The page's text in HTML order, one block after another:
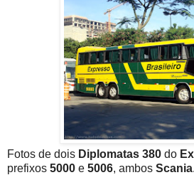
Fotos de dois Diplomatas 380 do
prefixos 5000 e 5006, ambos Scania